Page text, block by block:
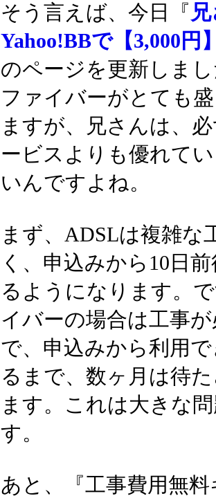
そう言えば、今日『
Yahoo!BBで【3,000円
のページを更新しま
ファイバーがとても
ますが、兄さんは、
ービスよりも優れて
いんですよね。
まず、ADSLは複雑な
く、申込みから10日
るようになります。
イバーの場合は工事
で、申込みから利用
るまで、数ヶ月は待
ます。これは大きな
す。
あと、『工事費用無